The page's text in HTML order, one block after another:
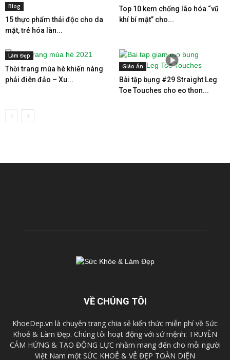
Blog
15 thực phẩm thải độc cho da
mặt, trẻ hóa làn...
Top 10 kem chống lão hóa “vũ
khí bí mật” cho...
Làm Đẹp
Thời trang mùa hè khiến nàng
phải điên đảo – Xu...
Giáo Án
Bài tập bụng #29 Straight Leg
Toe Touches cho eo thon...
VỀ CHÚNG TÔI
KhoeDep.vn là chuyên trang chia sẻ kiến thức miễn phí về Sức
Khoẻ & Làm Đẹp. Chúng tôi hoạt động với sứ mệnh: TRUYỀN
CẢM HỨNG & TẠO ĐỘNG LỰC nhằm mang đến cho mỗi người
Việt Nam một SỨC KHOẺ & VẺ ĐẸP TOÀN DIỆN